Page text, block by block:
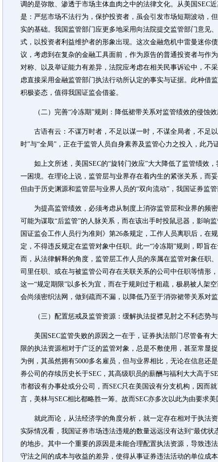
调的是弥散、渗透于市场主体血肉之中的法律文化。从美国SEC
是：严惩市场不法行为，保护投资者，虽会引发市场短期波动，
实的基础。我国监管部门应更多地采用向法院提交监管部门意见
式，以投资者利益维护者的形象出现。这次金融危机中雷曼迷你
议，考虑到在复杂的金融工具面前，作为原告的普通投资者与作
对称、以及举证能力有差异，法院应考虑在相关民事诉讼中，不
虑直接采用金融监管部门执法行动所认定的事实与证据。此种借
积极姿态，值得我国证监会借鉴。
（二）完善“冷冻期”规则：降低裙带关系对监管绩效的侵蚀效
古语有云：不谋万时者，不足以谋一时，不谋全局者，不足以
时”与“全局”，正在于监管人员自身素养及监管心力之投入，此乃
如上文所述，美国SEC的“旋转门效应”大大降低了监管绩效，
一困境。在理论上说，监管层与业界存在着内生的紧张关系，而
但由于历史渊源和监管层与业界人员的“双向流动”，我国证券监
为提高监管绩效，必须考虑从制度上消弥监管层和业界的频
可能为谋取“后监管”的人脉关系，而在该出手时投鼠忌器，影响
国证监会工作人员行为准则》第26条规定，工作人员离职后，在
定，不得违反规定在监管对象中任职。此一“冷冻期”规则，即旨
而，从法律解释的角度，监管层工作人员的亲属在监管对象任职
司里任职、或在与被监管公司存在关联关系的公司中任职等情形
这一“规定期限”以多长为宜，而在于规则过于粗疏，极易被人架
会尚须密织法网，做到疏而不漏，以降低乃至于消弥裙带关系对
（三）配置惩戒及监管资源：缓解执法捉襟见肘之不利态势
美国SEC监管失败的原因之一在于，证券执法部门尽管备有大
限的执法资源相对于广泛的监管对象，总是不敷使用，甚至常显
为例，其虽然拥有5000多名雇员，但与业界相比，无论在信息还
券公司的存续历史长于SEC，其高级职员的薪酬与福利大大高于
市都设有办事处或分公司，而SEC只在美国设有分支机构，因而
言，美林与SEC相比都略胜一筹。故而SEC亦多次以此为由要求
就此而论，从法经济学的角度分析，就一定存在相对于执法资
实际情况看，我国证券市场违法违规的数量远远没有达到“最优
的地步。其中一个重要的原因是未能合理配置执法资源，导致违
守法之间的成本与收益的差异，使得从事证券违法活动的单位成